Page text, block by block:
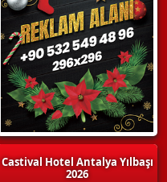
Castival Hotel Antalya Yılbaşı
2026